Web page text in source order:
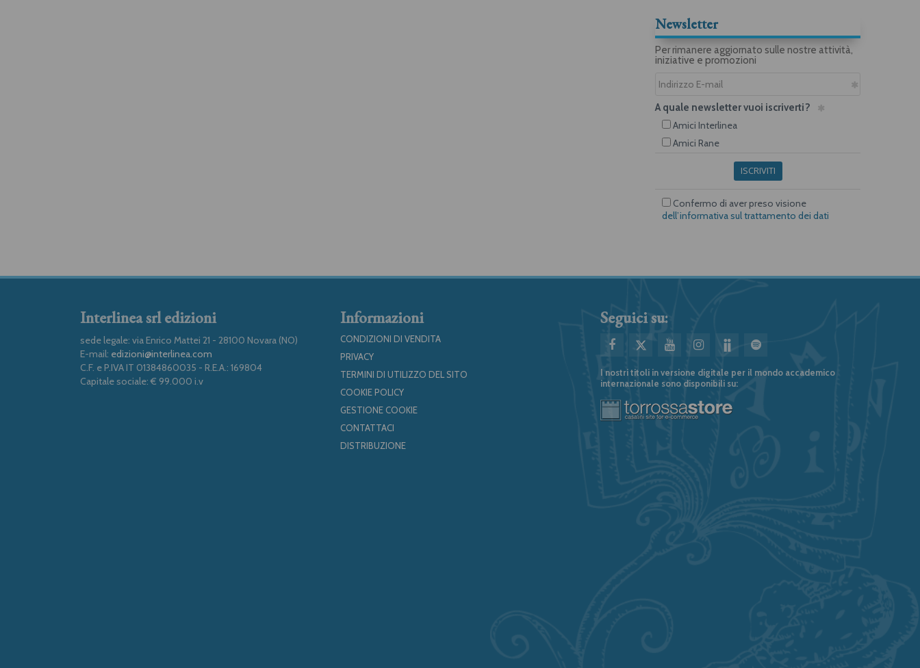
Newsletter
Per rimanere aggiornato sulle nostre attività,
iniziative e promozioni
A quale newsletter vuoi iscriverti?
Amici Interlinea
Amici Rane
ISCRIVITI
Confermo di aver preso visione
dell’informativa sul trattamento dei dati
Interlinea srl edizioni
sede legale: via Enrico Mattei 21 - 28100 Novara (NO)
E-mail: edizioni@interlinea.com
C.F. e P.IVA IT 01384860035 - R.E.A.: 169804
Capitale sociale: € 99.000 i.v
Informazioni
CONDIZIONI DI VENDITA
PRIVACY
TERMINI DI UTILIZZO DEL SITO
COOKIE POLICY
GESTIONE COOKIE
CONTATTACI
DISTRIBUZIONE
Seguici su:
I nostri titoli in versione digitale per il mondo accademico
internazionale sono disponibili su: